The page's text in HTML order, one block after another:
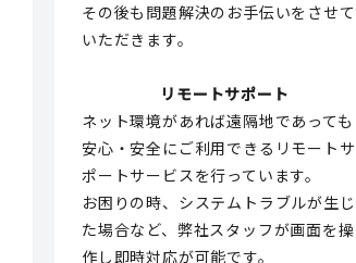
その後も問題解決のお手伝いをさせて
いただきます。
リモートサポート
ネット環境があれば遠隔地であっても
安心・安全にご利用できるリモートサ
ポートサービスを行っています。
お困りの時、システムトラブルが生じ
た場合など、弊社スタッフが画面を操
作し即時対応が可能です。